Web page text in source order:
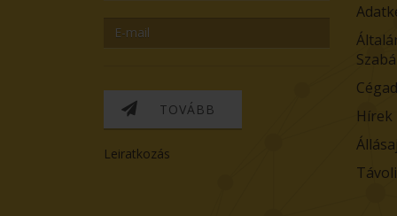
TOVÁBB
Leiratkozás
Hírek